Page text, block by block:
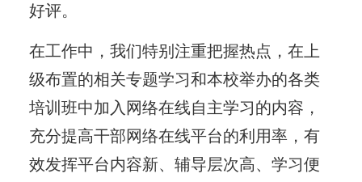
好评。
在工作中，我们特别注重把握热点，在上
级布置的相关专题学习和本校举办的各类
培训班中加入网络在线自主学习的内容，
充分提高干部网络在线平台的利用率，有
效发挥平台内容新、辅导层次高、学习便